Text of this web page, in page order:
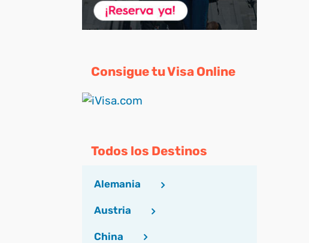
Consigue tu Visa Online
Todos los Destinos
Alemania
Austria
China